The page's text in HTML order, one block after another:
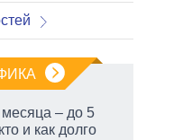
– до 5
и как долго